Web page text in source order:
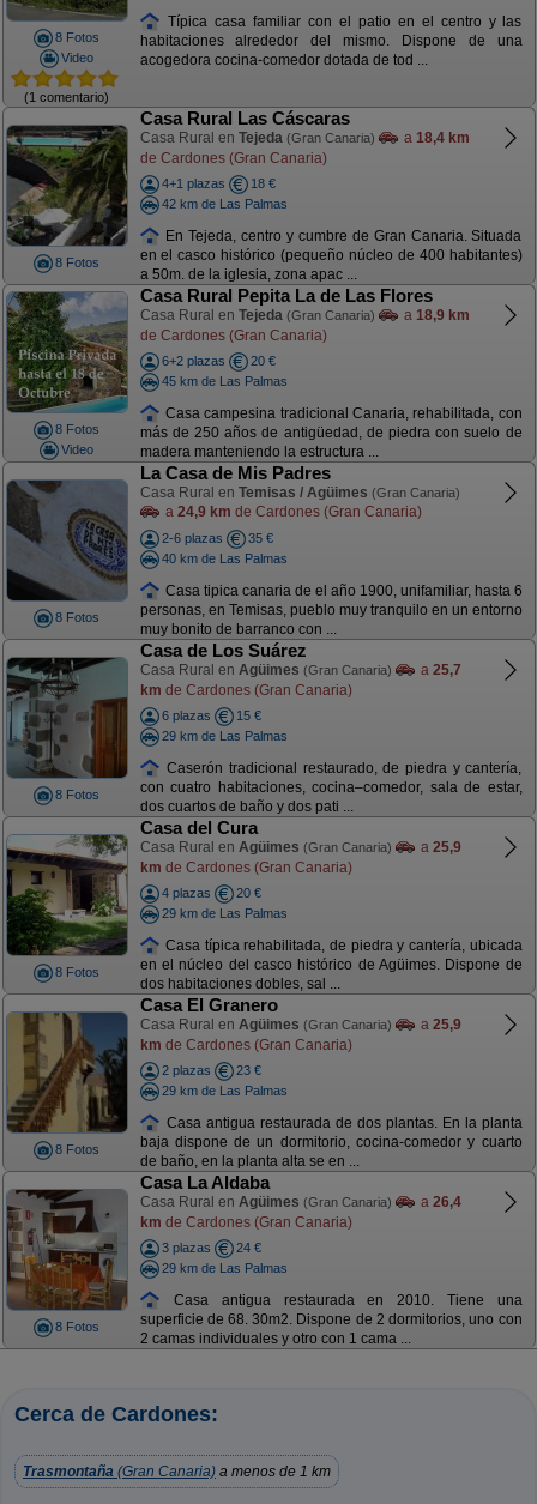
8 Fotos
Video
(1 comentario)
Típica casa familiar con el patio en el centro y las
habitaciones alrededor del mismo. Dispone de una
acogedora cocina-comedor dotada de tod ...
8 Fotos
Casa Rural Las Cáscaras
Casa Rural en Tejeda (Gran Canaria) a 18,4 km
de Cardones (Gran Canaria)
4+1 plazas
18 €
42 km de Las Palmas
En Tejeda, centro y cumbre de Gran Canaria. Situada
en el casco histórico (pequeño núcleo de 400 habitantes)
a 50m. de la iglesia, zona apac ...
8 Fotos
Video
Casa Rural Pepita La de Las Flores
Casa Rural en Tejeda (Gran Canaria) a 18,9 km
de Cardones (Gran Canaria)
6+2 plazas
20 €
45 km de Las Palmas
Casa campesina tradicional Canaria, rehabilitada, con
más de 250 años de antigüedad, de piedra con suelo de
madera manteniendo la estructura ...
8 Fotos
La Casa de Mis Padres
Casa Rural en Temisas / Agüimes (Gran Canaria)
a 24,9 km de Cardones (Gran Canaria)
2-6 plazas
35 €
40 km de Las Palmas
Casa tipica canaria de el año 1900, unifamiliar, hasta 6
personas, en Temisas, pueblo muy tranquilo en un entorno
muy bonito de barranco con ...
8 Fotos
Casa de Los Suárez
Casa Rural en Agüimes (Gran Canaria) a 25,7
km de Cardones (Gran Canaria)
6 plazas
15 €
29 km de Las Palmas
Caserón tradicional restaurado, de piedra y cantería,
con cuatro habitaciones, cocina–comedor, sala de estar,
dos cuartos de baño y dos pati ...
8 Fotos
Casa del Cura
Casa Rural en Agüimes (Gran Canaria) a 25,9
km de Cardones (Gran Canaria)
4 plazas
20 €
29 km de Las Palmas
Casa típica rehabilitada, de piedra y cantería, ubicada
en el núcleo del casco histórico de Agüimes. Dispone de
dos habitaciones dobles, sal ...
8 Fotos
Casa El Granero
Casa Rural en Agüimes (Gran Canaria) a 25,9
km de Cardones (Gran Canaria)
2 plazas
23 €
29 km de Las Palmas
Casa antigua restaurada de dos plantas. En la planta
baja dispone de un dormitorio, cocina-comedor y cuarto
de baño, en la planta alta se en ...
8 Fotos
Casa La Aldaba
Casa Rural en Agüimes (Gran Canaria) a 26,4
km de Cardones (Gran Canaria)
3 plazas
24 €
29 km de Las Palmas
Casa antigua restaurada en 2010. Tiene una
superficie de 68. 30m2. Dispone de 2 dormitorios, uno con
2 camas individuales y otro con 1 cama ...
Cerca de Cardones:
Trasmontaña (Gran Canaria) a menos de 1 km